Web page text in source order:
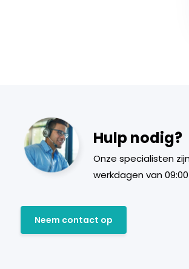
Hulp nodig?
Onze specialisten
werkdagen van
Neem contact op